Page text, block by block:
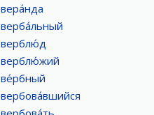
вера́нда
верба́льный
верблю́д
верблю́жий
ве́рбный
вербова́вшийся